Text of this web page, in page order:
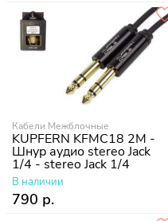
Кабели Межблочные
KUPFERN KFMC18 2M -
Шнур аудио stereo Jack
1/4 - stereo Jack 1/4
В наличии
790 р.